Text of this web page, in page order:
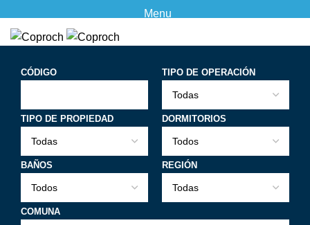
Menu
CÓDIGO TIPO DE OPERACIÓN
TIPO DE PROPIEDAD DORMITORIOS
BAÑOS REGIÓN
COMUNA